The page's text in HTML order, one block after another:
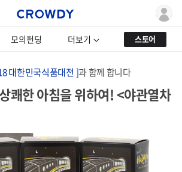
모의펀딩 더보기 스토어
대한민국식품대전 ]과 함께 합니다
쾌한 아침을 위하여! <야관열차